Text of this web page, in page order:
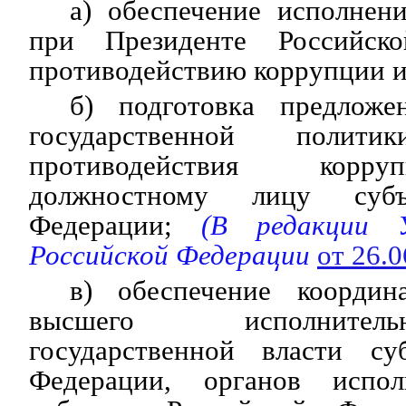
а) обеспечение
при Президенте
противодействию коррупции
б) подготовка
государственной
противодействия
должностному лицу
Федерации; (В редакции
Российской Федерации от
в) обеспечение
высшего
государственной власти
Федерации, органов